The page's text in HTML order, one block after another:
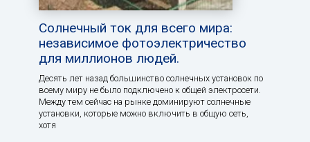
Солнечный ток для всего мира:
независимое фотоэлектричество
для миллионов людей.
Десять лет назад большинство солнечных установок по
всему миру не было подключено к общей электросети.
Между тем сейчас на рынке доминируют солнечные
установки, которые можно включить в общую сеть,
хотя